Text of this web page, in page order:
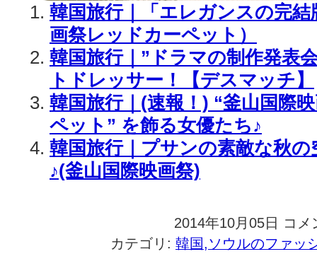
韓国旅行｜「エレガンスの完結
画祭レッドカーペット）
韓国旅行｜”ドラマの制作発表
トドレッサー！【デスマッチ】
韓国旅行｜(速報！) “釜山国際
ペット” を飾る女優たち♪
韓国旅行｜プサンの素敵な秋
♪(釜山国際映画祭)
2014年10月05日
韓
旅
コメ
カテゴリ: 韓国,ソウルのファッ